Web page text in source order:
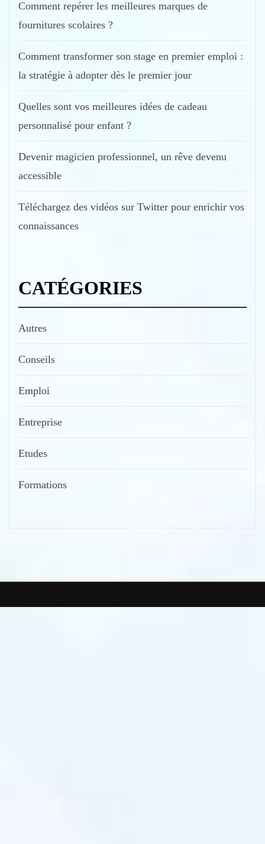
Comment repérer les meilleures marques de
fournitures scolaires ?
Comment transformer son stage en premier emploi :
la stratégie à adopter dès le premier jour
Quelles sont vos meilleures idées de cadeau
personnalisé pour enfant ?
Devenir magicien professionnel, un rêve devenu
accessible
Téléchargez des vidéos sur Twitter pour enrichir vos
connaissances
CATÉGORIES
Autres
Conseils
Emploi
Entreprise
Etudes
Formations